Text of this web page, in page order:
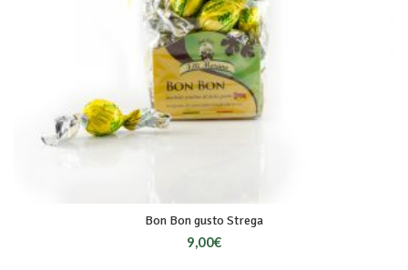
Bon Bon gusto Strega
9,00€